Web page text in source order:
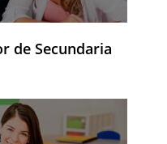
de Secundaria